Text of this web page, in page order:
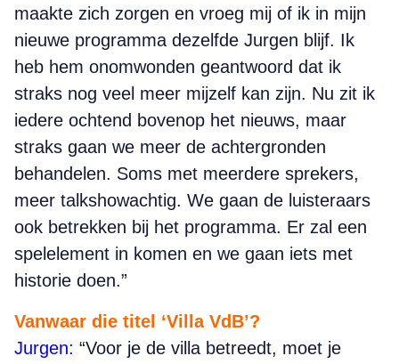
maakte zich zorgen en vroeg mij of ik in mijn
nieuwe programma dezelfde Jurgen blijf. Ik
heb hem onomwonden geantwoord dat ik
straks nog veel meer mijzelf kan zijn. Nu zit ik
iedere ochtend bovenop het nieuws, maar
straks gaan we meer de achtergronden
behandelen. Soms met meerdere sprekers,
meer talkshowachtig. We gaan de luisteraars
ook betrekken bij het programma. Er zal een
spelelement in komen en we gaan iets met
historie doen.”
Vanwaar die titel ‘Villa VdB’?
Jurgen: “Voor je de villa betreedt, moet je